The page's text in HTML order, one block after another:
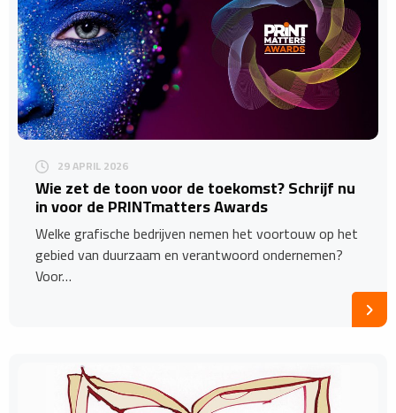
29 APRIL 2026
Wie zet de toon voor de toekomst? Schrijf nu
in voor de PRINTmatters Awards
Welke grafische bedrijven nemen het voortouw op het
gebied van duurzaam en verantwoord ondernemen?
Voor…